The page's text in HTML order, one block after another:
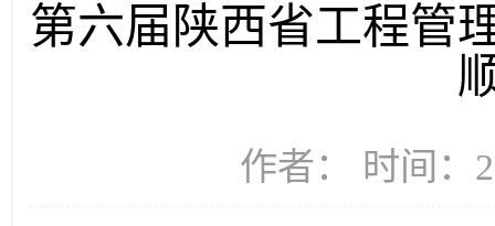
第六届陕西省工程管
作者： 时间：